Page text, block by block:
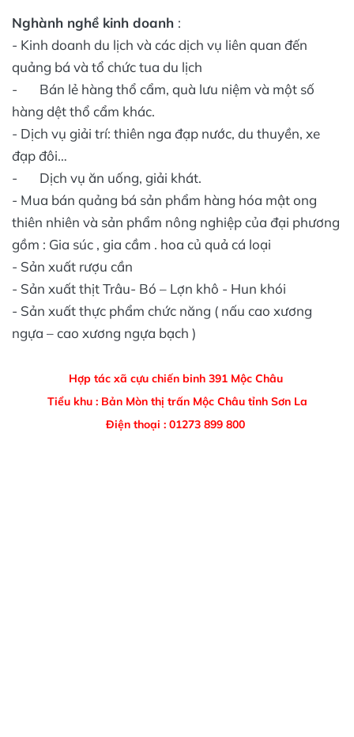
Nghành nghề kinh doanh :
- Kinh doanh du lịch và các dịch vụ liên quan đến
quảng bá và tổ chức tua du lịch
- Bán lẻ hàng thổ cẩm, quà lưu niệm và một số
hàng dệt thổ cẩm khác.
- Dịch vụ giải trí: thiên nga đạp nước, du thuyền, xe
đạp đôi…
- Dịch vụ ăn uống, giải khát.
- Mua bán quảng bá sản phẩm hàng hóa mật ong
thiên nhiên và sản phẩm nông nghiệp của đại phương
gồm : Gia súc , gia cầm . hoa củ quả cá loại
- Sản xuất rượu cần
- Sản xuất thịt Trâu- Bó – Lợn khô - Hun khói
- Sản xuất thực phẩm chức năng ( nấu cao xương
ngựa – cao xương ngựa bạch )
Hợp tác xã cựu chiến binh 391 Mộc Châu
Tiểu khu : Bản Mòn thị trấn Mộc Châu tỉnh Sơn La
Điện thoại : 01273 899 800